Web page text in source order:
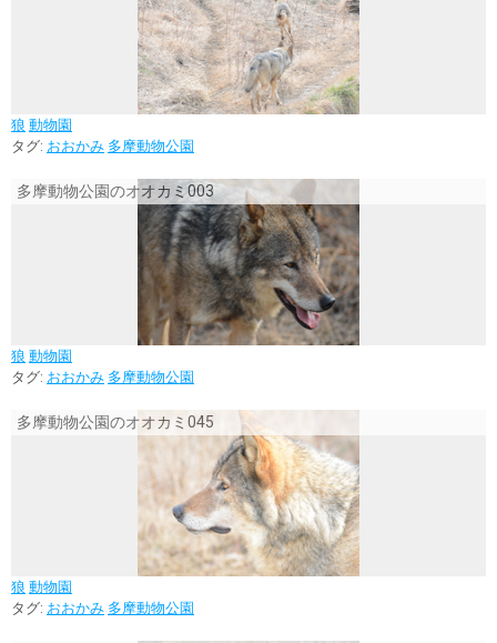
狼 動物園
タグ: おおかみ 多摩動物公園
多摩動物公園のオオカミ003
狼 動物園
タグ: おおかみ 多摩動物公園
多摩動物公園のオオカミ045
狼 動物園
タグ: おおかみ 多摩動物公園